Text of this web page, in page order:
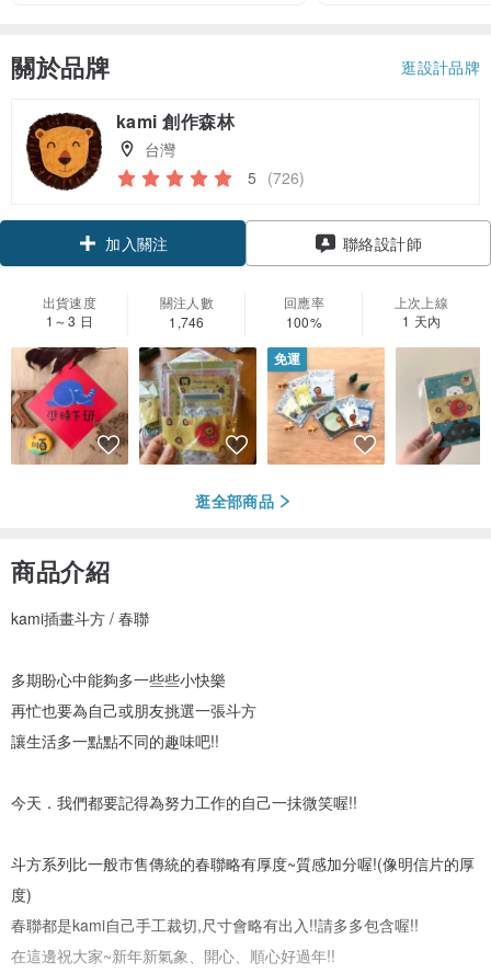
關於品牌 逛設計品牌
kami 創作森林
台灣
5 (726)
加入關注 聯絡設計師
出貨速度
1～3 日
關注人數
1,746
回應率
100%
上次上線
1 天內
免運
逛全部商品
商品介紹
kami插畫斗方 / 春聯
多期盼心中能夠多一些些小快樂
再忙也要為自己或朋友挑選一張斗方
讓生活多一點點不同的趣味吧!!
今天．我們都要記得為努力工作的自己一抺微笑喔!!
斗方系列比一般市售傳統的春聯略有厚度~質感加分喔!(像明信片的厚
度)
春聯都是kami自己手工裁切,尺寸會略有出入!!請多多包含喔!!
在這邊祝大家~新年新氣象、開心、順心好過年!!